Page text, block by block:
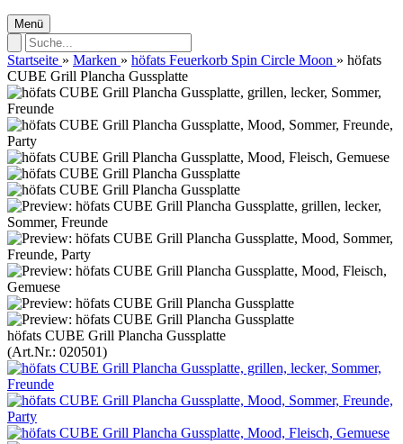
Menü
Startseite » Marken » höfats Feuerkorb Spin Circle Moon » höfats
CUBE Grill Plancha Gussplatte
höfats CUBE Grill Plancha Gussplatte
(Art.Nr.: 020501)